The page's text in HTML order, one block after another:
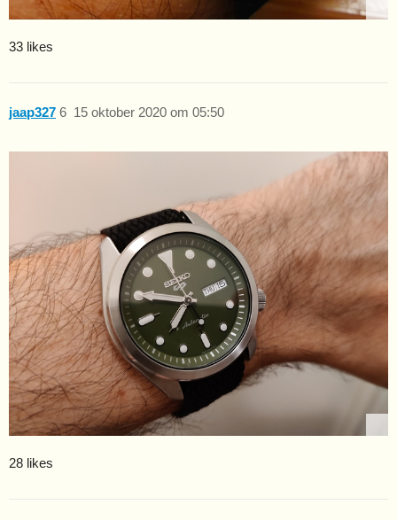
33 likes
jaap327 15 oktober 2020 om 05:50
6
28 likes